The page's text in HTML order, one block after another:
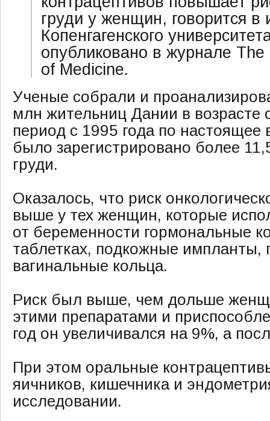
груди у женщин, говорится в
Копенгагенского
опубликовано в журнале
of Medicine.
Ученые собрали и
млн жительниц Дании в возрасте
период с 1995 года по
было зарегистрировано более
груди.
Оказалось, что риск
выше у тех женщин, которые
от беременности гормональные
таблетках, подкожные импланты,
вагинальные кольца.
Риск был выше, чем дольше
этими препаратами и
год он увеличивался на 9%, а
При этом оральные
яичников, кишечника и
исследовании.